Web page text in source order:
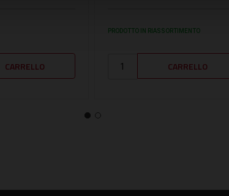
PRODOTTO IN RIASSORTIMENTO